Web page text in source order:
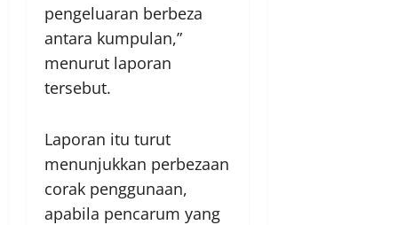
pengeluaran berbeza
antara kumpulan,”
menurut laporan
tersebut.
Laporan itu turut
menunjukkan perbezaan
corak penggunaan,
apabila pencarum yang